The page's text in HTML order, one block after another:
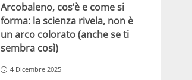
Arcobaleno, cos’è e come si
forma: la scienza rivela, non è
un arco colorato (anche se ti
sembra così)
4 Dicembre 2025